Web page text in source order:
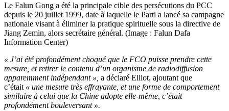
Le Falun Gong a été la principale cible des persécutions du PCC
depuis le 20 juillet 1999, date à laquelle le Parti a lancé sa campagne
nationale visant à éliminer la pratique spirituelle sous la directive de
Jiang Zemin, alors secrétaire général. (Image : Falun Dafa
Information Center)
« J’ai été profondément choqué que le FCO puisse prendre cette
mesure, et retirer le contenu d’un organisme de radiodiffusion
apparemment indépendant », a déclaré Elliot, ajoutant que
c’était « une mesure très effrayante, et une forme de comportement
similaire à celui que la Chine adopte elle-même, c’était
profondément bouleversant ».